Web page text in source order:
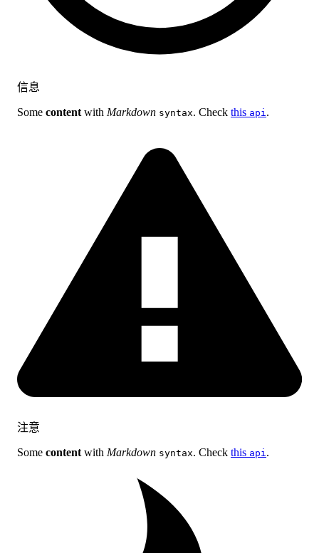
信息
Some content with Markdown syntax. Check this api .
注意
Some content with Markdown syntax. Check this api .